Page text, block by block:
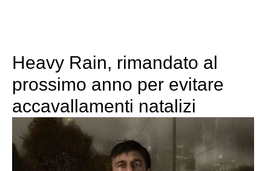
Heavy Rain, rimandato al
prossimo anno per evitare
accavallamenti natalizi